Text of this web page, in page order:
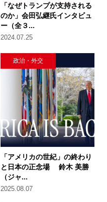
「なぜトランプが支持される
のか」会田弘継氏インタビュ
ー（全３...
2024.07.25
政治・外交
「アメリカの世紀」の終わり
と日本の正念場 鈴木 美勝
（ジャ...
2025.08.07